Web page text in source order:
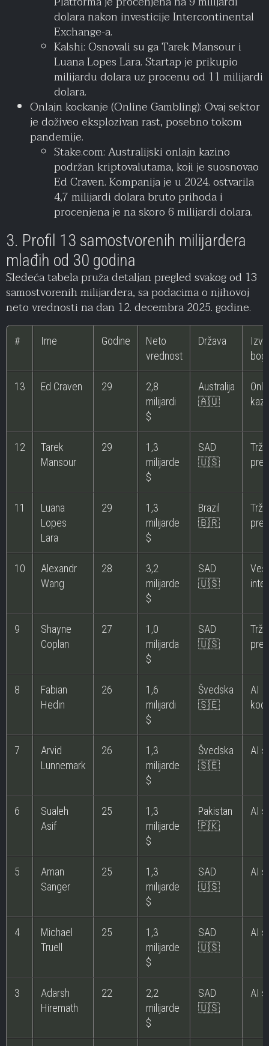
dolara nakon investicije Intercontinental
Exchange-a.
Kalshi: Osnovali su ga Tarek Mansour i
Luana Lopes Lara. Startap je prikupio
milijardu dolara uz procenu od 11 milijardi
dolara.
Onlajn kockanje (Online Gambling): Ovaj sektor
je doživeo eksplozivan rast, posebno tokom
pandemije.
Stake.com: Australijski onlajn kazino
podržan kriptovalutama, koji je suosnovao
Ed Craven. Kompanija je u 2024. ostvarila
4,7 milijardi dolara bruto prihoda i
procenjena je na skoro 6 milijardi dolara.
3. Profil 13 samostvorenih milijardera
mlađih od 30 godina
Sledeća tabela pruža detaljan pregled svakog od 13
samostvorenih milijardera, sa podacima o njihovoj
neto vrednosti na dan 12. decembra 2025. godine.
# Ime Godine
Neto
vrednost
Država
13 Ed Craven 29
2,8
milijardi
$
Australija
🇦🇺
12
Tarek
Mansour
29
1,3
milijarde
$
SAD
🇺🇸
11
Luana
Lopes
Lara
29
1,3
milijarde
$
Brazil
🇧🇷
10
Alexandr
Wang
28
3,2
milijarde
$
SAD
🇺🇸
9
Shayne
Coplan
27
1,0
milijarda
$
SAD
🇺🇸
8
Fabian
Hedin
26
1,6
milijardi
$
Švedska
🇸🇪
AI
7
Arvid
Lunnemark
26
1,3
milijarde
$
Švedska
🇸🇪
AI
6
Sualeh
Asif
25
1,3
milijarde
$
Pakistan
🇵🇰
AI
5
Aman
Sanger
25
1,3
milijarde
$
SAD
🇺🇸
AI
4
Michael
Truell
25
1,3
milijarde
$
SAD
🇺🇸
AI
3
Adarsh
Hiremath
22
2,2
milijarde
$
SAD
🇺🇸
AI